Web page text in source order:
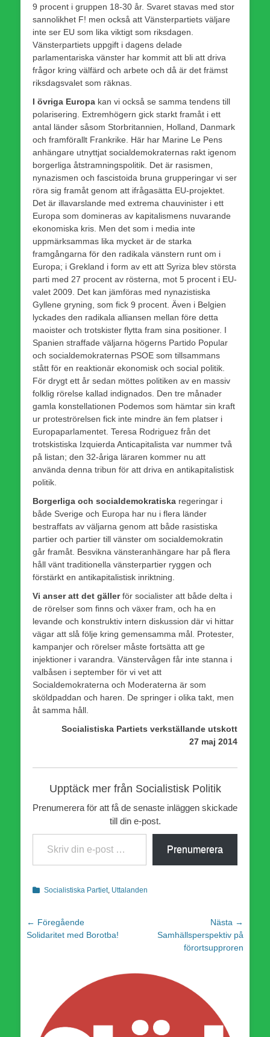
9 procent i gruppen 18-30 år. Svaret stavas med stor
sannolikhet F! men också att Vänsterpartiets väljare
inte ser EU som lika viktigt som riksdagen.
Vänsterpartiets uppgift i dagens delade
parlamentariska vänster har kommit att bli att driva
frågor kring välfärd och arbete och då är det främst
riksdagsvalet som räknas.
I övriga Europa kan vi också se samma tendens till
polarisering. Extremhögern gick starkt framåt i ett
antal länder såsom Storbritannien, Holland, Danmark
och framförallt Frankrike. Här har Marine Le Pens
anhängare utnyttjat socialdemokraternas rakt igenom
borgerliga åtstramningspolitik. Det är rasismen,
nynazismen och fascistoida bruna grupperingar vi ser
röra sig framåt genom att ifrågasätta EU-projektet.
Det är illavarslande med extrema chauvinister i ett
Europa som domineras av kapitalismens nuvarande
ekonomiska kris. Men det som i media inte
uppmärksammas lika mycket är de starka
framgångarna för den radikala vänstern runt om i
Europa; i Grekland i form av ett att Syriza blev största
parti med 27 procent av rösterna, mot 5 procent i EU-
valet 2009. Det kan jämföras med nynazistiska
Gyllene gryning, som fick 9 procent. Även i Belgien
lyckades den radikala alliansen mellan före detta
maoister och trotskister flytta fram sina positioner. I
Spanien straffade väljarna högerns Partido Popular
och socialdemokraternas PSOE som tillsammans
stått för en reaktionär ekonomisk och social politik.
För drygt ett år sedan möttes politiken av en massiv
folklig rörelse kallad indignados. Den tre månader
gamla konstellationen Podemos som hämtar sin kraft
ur proteströrelsen fick inte mindre än fem platser i
Europaparlamentet. Teresa Rodriguez från det
trotskistiska Izquierda Anticapitalista var nummer två
på listan; den 32-åriga läraren kommer nu att
använda denna tribun för att driva en antikapitalistisk
politik.
Borgerliga och socialdemokratiska regeringar i
både Sverige och Europa har nu i flera länder
bestraffats av väljarna genom att både rasistiska
partier och partier till vänster om socialdemokratin
går framåt. Besvikna vänsteranhängare har på flera
håll vänt traditionella vänsterpartier ryggen och
förstärkt en antikapitalistisk inriktning.
Vi anser att det gällerför socialister att både delta i
de rörelser som finns och växer fram, och ha en
levande och konstruktiv intern diskussion där vi hittar
vägar att slå följe kring gemensamma mål. Protester,
kampanjer och rörelser måste fortsätta att ge
injektioner i varandra. Vänstervågen får inte stanna i
valbåsen i september för vi vet att
Socialdemokraterna och Moderaterna är som
sköldpaddan och haren. De springer i olika takt, men
åt samma håll.
Socialistiska Partiets verkställande utskott
27 maj 2014
Upptäck mer från Socialistisk Politik
Prenumerera för att få de senaste inläggen skickade
till din e-post.
Skriv din e-post …
Prenumerera
Kategorier
Socialistiska Partiet, Uttalanden
Inläggsnavigering
← Föregående
Föregående
Solidaritet med Borotba!
Nästa →
Samhällsperspektiv på
förortsupproren